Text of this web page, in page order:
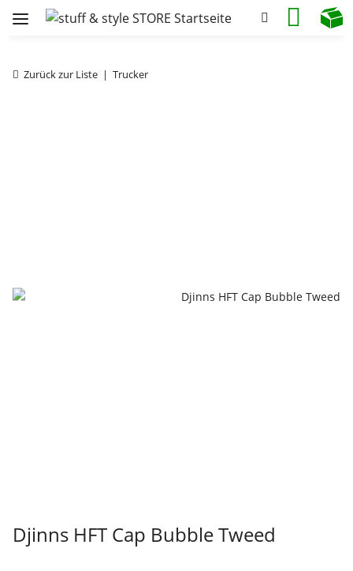
Zurück zur Liste Trucker
Djinns HFT Cap Bubble Tweed